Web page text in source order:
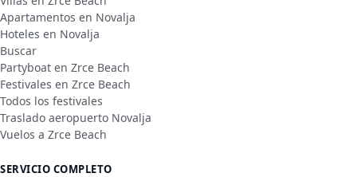
Apartamentos en Novalja
Hoteles en Novalja
Buscar
Partyboat en Zrce Beach
Festivales en Zrce Beach
Todos los festivales
Traslado aeropuerto Novalja
Vuelos a Zrce Beach
SERVICIO COMPLETO